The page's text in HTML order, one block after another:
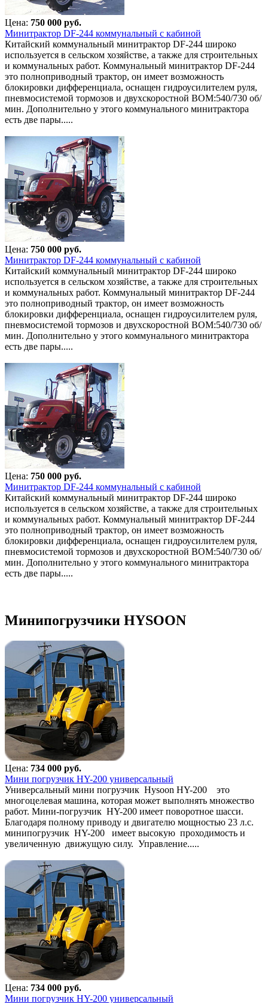
Цена: 750 000 руб.
Минитрактор DF-244 коммунальный с кабиной
Китайский коммунальный минитрактор DF-244 широко
используется в сельском хозяйстве, а также для строительных
и коммунальных работ. Коммунальный минитрактор DF-244
это полноприводный трактор, он имеет возможность
блокировки дифференциала, оснащен гидроусилителем руля,
пневмосистемой тормозов и двухскоростной ВОМ:540/730 об/
мин. Дополнительно у этого коммунального минитрактора
есть две пары.....
Цена: 750 000 руб.
Минитрактор DF-244 коммунальный с кабиной
Китайский коммунальный минитрактор DF-244 широко
используется в сельском хозяйстве, а также для строительных
и коммунальных работ. Коммунальный минитрактор DF-244
это полноприводный трактор, он имеет возможность
блокировки дифференциала, оснащен гидроусилителем руля,
пневмосистемой тормозов и двухскоростной ВОМ:540/730 об/
мин. Дополнительно у этого коммунального минитрактора
есть две пары.....
Цена: 750 000 руб.
Минитрактор DF-244 коммунальный с кабиной
Китайский коммунальный минитрактор DF-244 широко
используется в сельском хозяйстве, а также для строительных
и коммунальных работ. Коммунальный минитрактор DF-244
это полноприводный трактор, он имеет возможность
блокировки дифференциала, оснащен гидроусилителем руля,
пневмосистемой тормозов и двухскоростной ВОМ:540/730 об/
мин. Дополнительно у этого коммунального минитрактора
есть две пары.....
Минипогрузчики HYSOON
Цена: 734 000 руб.
Мини погрузчик HY-200 универсальный
Универсальный мини погрузчик Hysoon HY-200 это
многоцелевая машина, которая может выполнять множество
работ. Мини-погрузчик HY-200 имеет поворотное шасси.
Благодаря полному приводу и двигателю мощностью 23 л.с.
минипогрузчик HY-200 имеет высокую проходимость и
увеличенную движущую силу. Управление.....
Цена: 734 000 руб.
Мини погрузчик HY-200 универсальный